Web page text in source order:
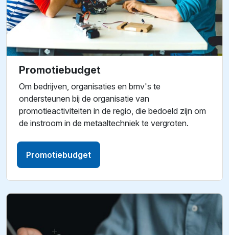
Promotiebudget
Om bedrijven, organisaties en bmv's te
ondersteunen bij de organisatie van
promotieactiviteiten in de regio, die bedoeld zijn om
de instroom in de metaaltechniek te vergroten.
Promotiebudget